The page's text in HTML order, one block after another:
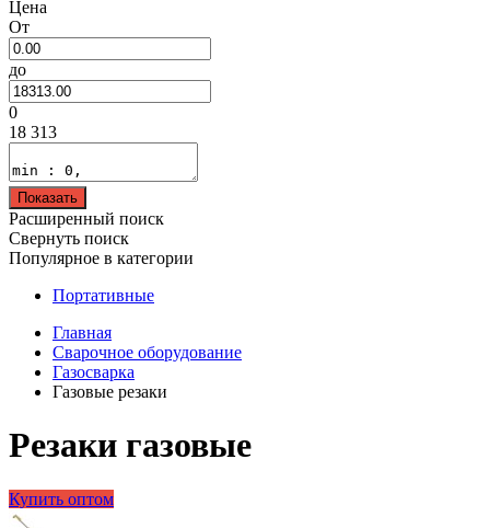
Цена
От
до
0
18 313
Показать
Расширенный поиск
Свернуть поиск
Популярное в категории
Портативные
Главная
Сварочное оборудование
Газосварка
Газовые резаки
Резаки газовые
Купить оптом